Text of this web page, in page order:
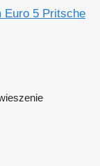
Euro 5 Pritsche